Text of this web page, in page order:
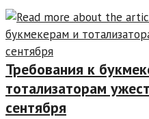
Требования к
тотализаторам
сентября